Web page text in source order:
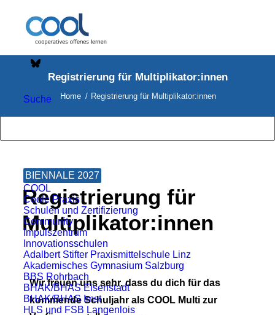
Suche
BIENNALE 2027
COOL
Coole Praxis
Schulen und Zertifizierung
Community
Impulszentrum
Innovationsschulen
Adalbert Stifter Praxismittelschule Linz
Akademisches Gymnasium Salzburg
BBS Rohrbach
BHAK/BHAS Eisenstadt
BHAK/BHAS Imst
HLS und FSB Langenlois
Registrierung für Multiplikator:innen
Home Registrierung für Multiplikator:innen
Registrierung für
Multiplikator:innen
Wir freuen uns sehr, dass du dich für das
kommende Schuljahr als COOL Multi zur